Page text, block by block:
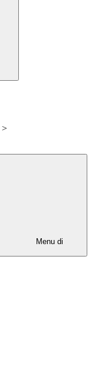
>
Menu di